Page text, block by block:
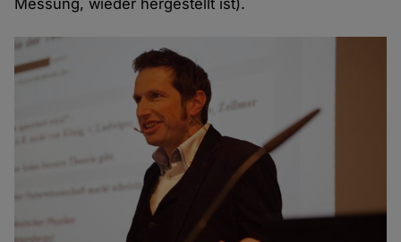
Messung, wieder hergestellt ist).